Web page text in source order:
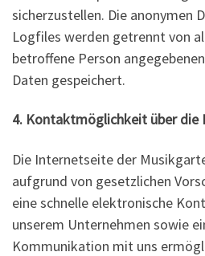
sicherzustellen. Die anonymen
Logfiles werden getrennt von
betroffene Person
Daten gespeichert.
4. Kontaktmöglichkeit über die
Die Internetseite der
aufgrund von gesetzlichen
eine schnelle elektronische
unserem Unternehmen sowie
Kommunikation mit uns